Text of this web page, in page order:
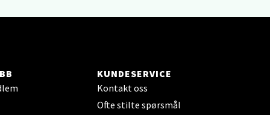
KUNDESERVICE
Kontakt oss
Ofte stilte spørsmål